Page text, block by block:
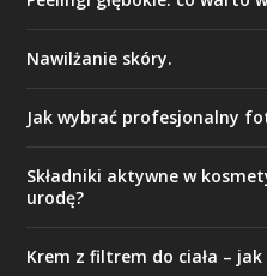
Nawilżanie skóry.
Jak wybrać profesjonalny
Składniki aktywne w
urodę?
Krem z filtrem do ciała –